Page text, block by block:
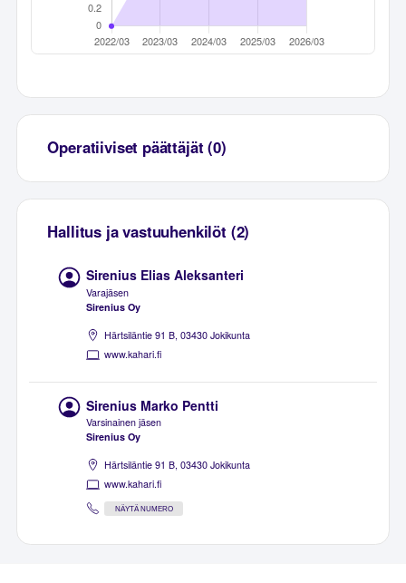
Operatiiviset päättäjät (0)
Hallitus ja vastuuhenkilöt (2)
Sirenius Elias Aleksanteri
Varajäsen
Sirenius Oy
Härtsiläntie 91 B, 03430 Jokikunta
www.kahari.fi
Sirenius Marko Pentti
Varsinainen jäsen
Sirenius Oy
Härtsiläntie 91 B, 03430 Jokikunta
www.kahari.fi
NÄYTÄ NUMERO